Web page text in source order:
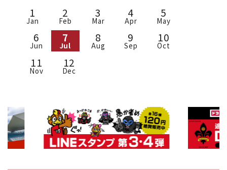
1
Jan
2
Feb
3
Mar
4
Apr
5
May
6
Jun
7
Jul
8
Aug
9
Sep
10
Oct
11
Nov
12
Dec